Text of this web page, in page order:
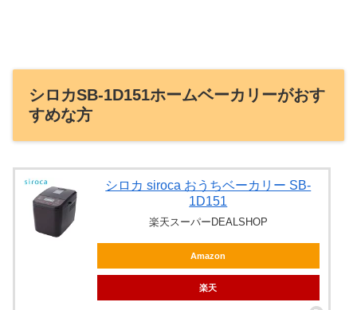
シロカSB-1D151ホームベーカリーがおす
すめな方
シロカ siroca おうちベーカリー SB-
1D151
楽天スーパーDEALSHOP
Amazon
楽天